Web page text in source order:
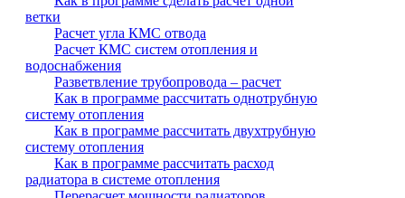
ветки
Расчет угла КМС отвода
Расчет КМС систем отопления и
водоснабжения
Разветвление трубопровода – расчет
Как в программе рассчитать однотрубную
систему отопления
Как в программе рассчитать двухтрубную
систему отопления
Как в программе рассчитать расход
радиатора в системе отопления